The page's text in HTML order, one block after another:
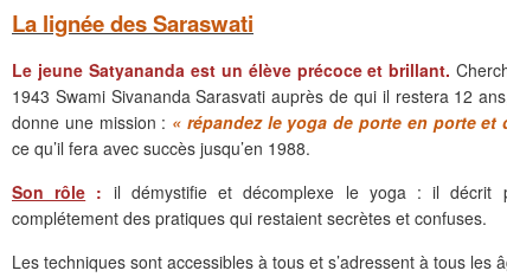
La lignée des Saraswati
Le jeune Satyananda est un élève précoce et brillant.
1943 Swami Sivananda Sarasvati auprès de qui il restera 12
donne une mission : « répandez le yoga de porte en porte et
ce qu’il fera avec succès jusqu’en 1988.
Son rôle : il démystifie et décomplexe le yoga : il décrit
complétement des pratiques qui restaient secrètes et confuses.
Les techniques sont accessibles à tous et s’adressent à tous les